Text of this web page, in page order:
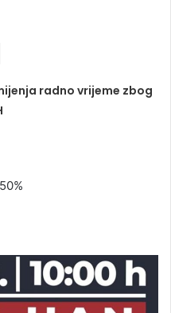
radno vrijeme zbog